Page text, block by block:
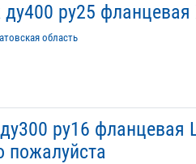
ру25
область
ру16 фланцевая
пожалуйста